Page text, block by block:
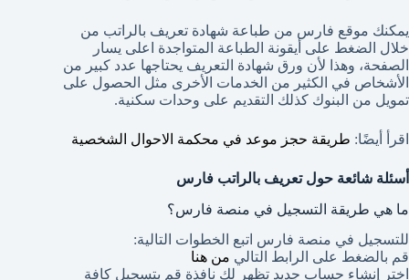
يمكنك موقع فارس من طباعة شهادة تعريف بالراتب من
خلال الضغط على أيقونة الطباعة المتواجدة اعلى يسار
الصفحة، وهذا لأن ورق شهادة التعريف يحتاجها عدد كبير من
الأشخاص في الكثير من الخدمات الأخرى مثل الحصول على
تمويل من البنوك كذلك التقديم على وحدات سكنية.
اقرأ أيضًا: طريقة حجز موعد في محكمة الاحوال الشخصية
أسئلة شائعة حول تعريف بالراتب فارس
ما هي طريقة التسجيل في منصة فارس؟
للتسجيل في منصة فارس اتبع الخطوات التالية:
قم بالضغط على الرابط التالي من هنا
اختر إنشاء حساب جديد تظهر لك نافذة قم بتسجيل كافة